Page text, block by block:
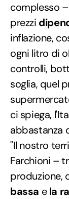
complesso
prezzi
inflazione,
ogni litro di
controlli,
soglia, quel
ci spiega,
abbastanza
"Il nostro
Farchioni –
produzione,
bassa ela